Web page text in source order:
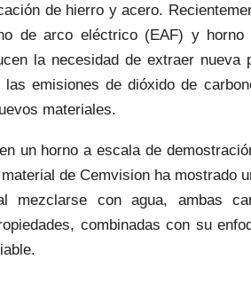
de hierro y acero.
de arco eléctrico (EAF) y horno
la necesidad de extraer nueva
emisiones de dióxido de
materiales.
un horno a escala de
de Cemvision ha mostrado
mezclarse con agua, ambas
combinadas con su